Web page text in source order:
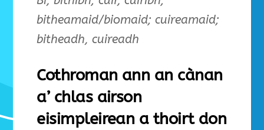
bitheamaid/biomaid; cuireamaid;
bitheadh, cuireadh
Cothroman ann an cànan
a’ chlas airson
eisimpleirean a thoirt don